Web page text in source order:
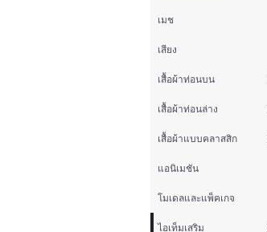
เมช
เสียง
เสื้อผ้าท่อนบน
เสื้อผ้าท่อนล่าง
เสื้อผ้าแบบคลาสสิก
แอนิเมชัน
โมเดลและแพ็คเกจ
ไอเท็มเสริม